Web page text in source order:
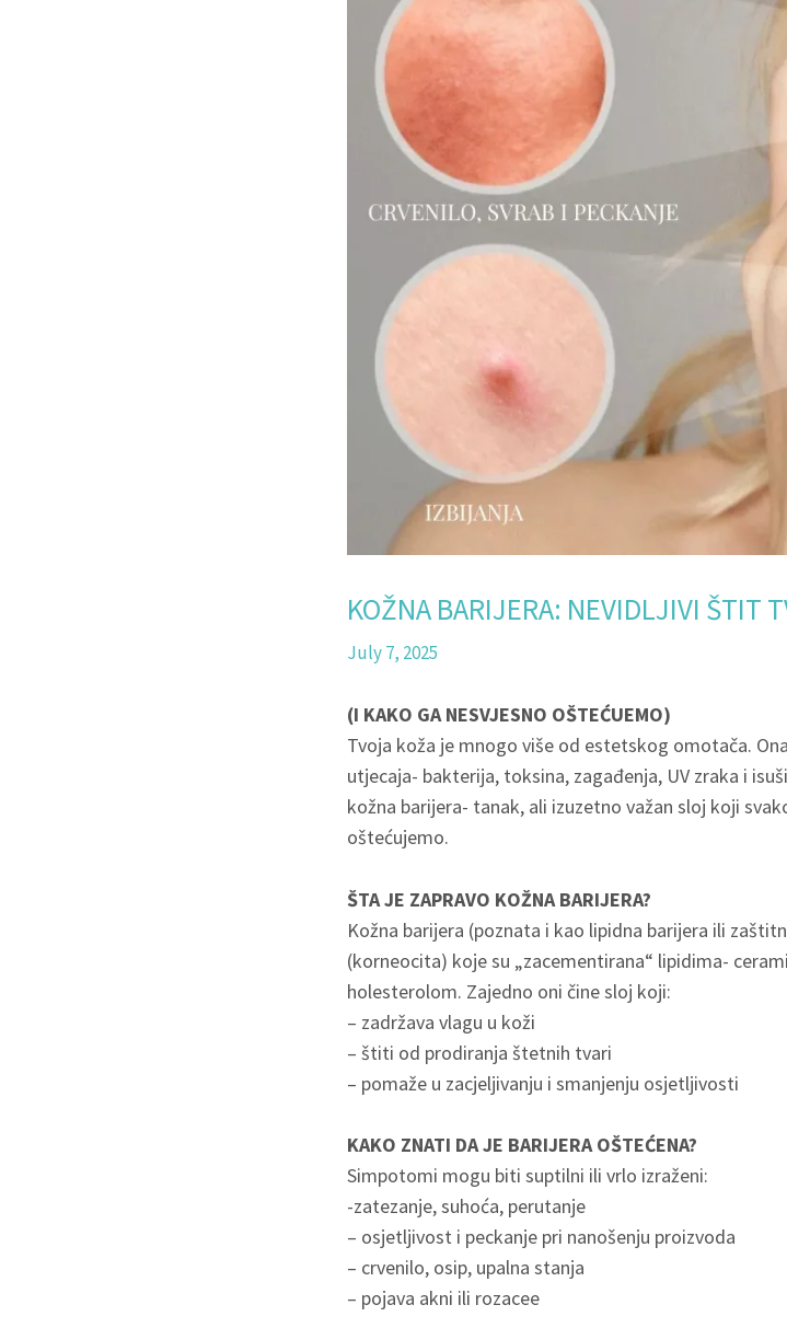
KOŽNA BARIJERA: NEVIDLJIVI ŠTIT
July 7, 2025
(I KAKO GA NESVJESNO OŠTEĆUEMO)
Tvoja koža je mnogo više od estetskog omotača.
utjecaja- bakterija, toksina, zagađenja, UV zraka i
kožna barijera- tanak, ali izuzetno važan sloj koji
oštećujemo.
ŠTA JE ZAPRAVO KOŽNA BARIJERA?
Kožna barijera (poznata i kao lipidna barijera ili
(korneocita) koje su „zacementirana“ lipidima-
holesterolom. Zajedno oni čine sloj koji:
– zadržava vlagu u koži
– štiti od prodiranja štetnih tvari
– pomaže u zacjeljivanju i smanjenju osjetljivosti
KAKO ZNATI DA JE BARIJERA OŠTEĆENA?
Simpotomi mogu biti suptilni ili vrlo izraženi:
-zatezanje, suhoća, perutanje
– osjetljivost i peckanje pri nanošenju proizvoda
– crvenilo, osip, upalna stanja
– pojava akni ili rozacee